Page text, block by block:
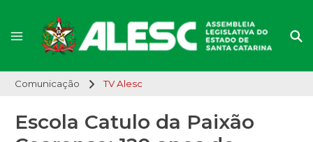
Comunicação TV Alesc
Escola Catulo da Paixão